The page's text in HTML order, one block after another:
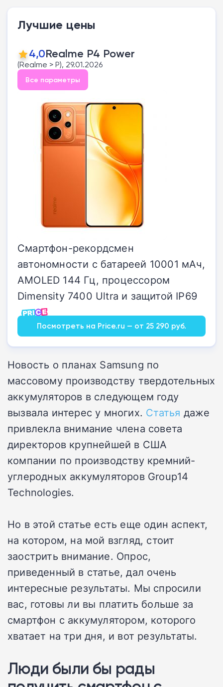
Лучшие цены
4,0Realme P4 Power
(Realme > P), 29.01.2026
Все параметры
Смартфон-рекордсмен
автономности с батареей 10001 мАч,
AMOLED 144 Гц, процессором
Dimensity 7400 Ultra и защитой IP69
Посмотреть на Price.ru — от 25 290 руб.
Новость о планах Samsung по
массовому производству твердотельных
аккумуляторов в следующем году
вызвала интерес у многих. Статья даже
привлекла внимание члена совета
директоров крупнейшей в США
компании по производству кремний-
углеродных аккумуляторов Group14
Technologies.
Но в этой статье есть еще один аспект,
на котором, на мой взгляд, стоит
заострить внимание. Опрос,
приведенный в статье, дал очень
интересные результаты. Мы спросили
вас, готовы ли вы платить больше за
смартфон с аккумулятором, которого
хватает на три дня, и вот результаты.
Люди были бы рады